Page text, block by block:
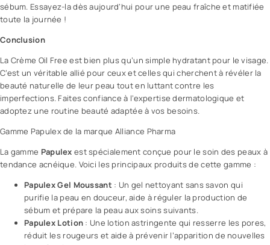
sébum. Essayez-la dès aujourd’hui pour une peau fraîche et matifiée
toute la journée !
Conclusion
La Crème Oil Free est bien plus qu’un simple hydratant pour le visage.
C’est un véritable allié pour ceux et celles qui cherchent à révéler la
beauté naturelle de leur peau tout en luttant contre les
imperfections. Faites confiance à l’expertise dermatologique et
adoptez une routine beauté adaptée à vos besoins.
Gamme Papulex de la marque Alliance Pharma
La gamme Papulex est spécialement conçue pour le soin des peaux à
tendance acnéique. Voici les principaux produits de cette gamme :
Papulex Gel Moussant : Un gel nettoyant sans savon qui
purifie la peau en douceur, aide à réguler la production de
sébum et prépare la peau aux soins suivants.
Papulex Lotion : Une lotion astringente qui resserre les pores,
réduit les rougeurs et aide à prévenir l’apparition de nouvelles